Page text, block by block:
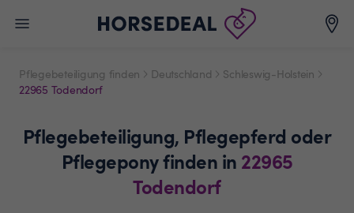
Pflegebeteiligung finden Deutschland
Schleswig-Holstein
22965 Todendorf
Pflegebeteiligung, Pflegepferd oder
Pflegeponyfinden in 22965
Todendorf